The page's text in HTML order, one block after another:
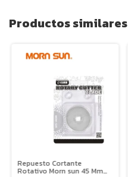
Productos similares
Repuesto Cortante
Rotativo Morn sun 45 Mm